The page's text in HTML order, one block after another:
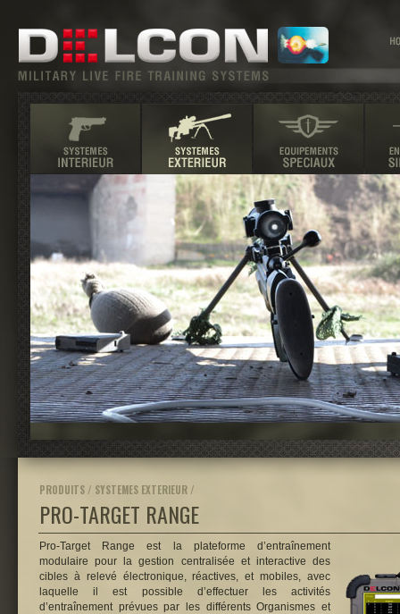
PRODUITS / SYSTEMES EXTERIEUR /
PRO-TARGET RANGE
Pro-Target Range est la plateforme d’entraînement
modulaire pour la gestion centralisée et interactive des
cibles à relevé électronique, réactives, et mobiles, avec
laquelle il est possible d’effectuer les activités
d’entraînement prévues par les différents Organismes et